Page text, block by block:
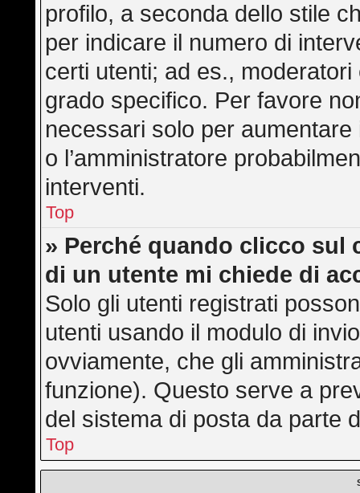
profilo, a seconda dello stile
per indicare il numero di
certi utenti; ad es.,
grado specifico. Per favore
necessari solo per
o l’amministratore
interventi.
Top
» Perché quando clicco sul
di un utente mi chiede di
Solo gli utenti registrati
utenti usando il modulo di
ovviamente, che gli
funzione). Questo serve a
del sistema di posta da parte
Top